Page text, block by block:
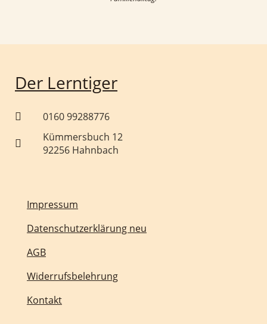
Der Lerntiger
0160 99288776
Kümmersbuch 12
92256 Hahnbach
Impressum
Datenschutzerklärung neu
AGB
Widerrufsbelehrung
Kontakt